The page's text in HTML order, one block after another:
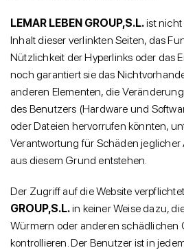
LEMAR LEBEN GROUP,S.L.ist
Inhalt dieser verlinkten Seiten, das
Nützlichkeit der Hyperlinks oder das
noch garantiert sie das
anderen Elementen, die
des Benutzers (Hardware und
oder Dateien hervorrufen könnten,
Verantwortung für Schäden jeglicher
aus diesem Grund entstehen.
Der Zugriff auf die Website verpflichtet
GROUP,S.L.in keiner Weise dazu,
Würmern oder anderen schädlichen
kontrollieren. Der Benutzer ist in